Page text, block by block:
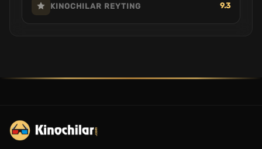
KINOCHILAR REYTING 9.3